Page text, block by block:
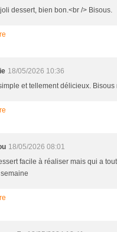
dessert, bien bon.<br /> Bisous.
18/05/2026 10:36
et tellement délicieux. Bisous
18/05/2026 08:01
facile à réaliser mais qui a